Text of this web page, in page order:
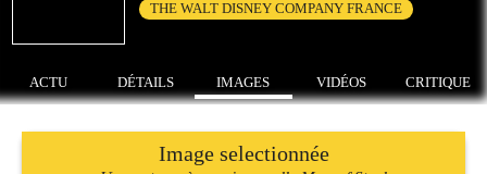
THE WALT DISNEY COMPANY FRANCE
ACTU DÉTAILS IMAGES VIDÉOS CRITIQUE
Image selectionnée